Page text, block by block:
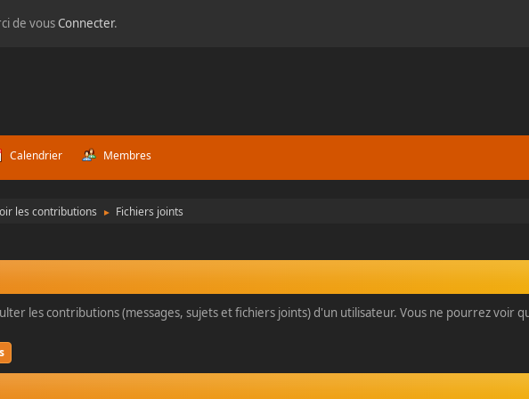
de vousConnecter.
Calendrier Membres
les contributions ► Fichiers joints
les contributions (messages, sujets et fichiers joints) d'un utilisateur. Vous ne pourrez voir